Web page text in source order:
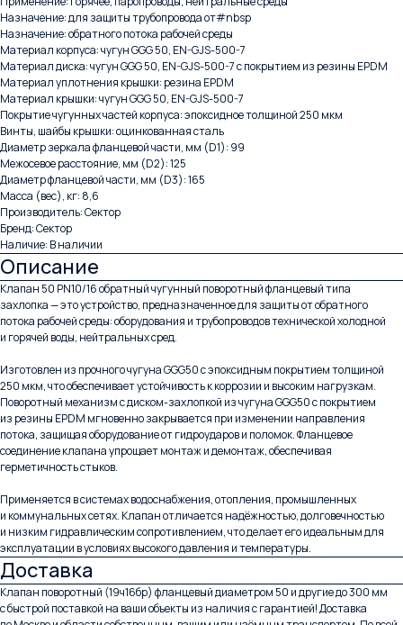
Назначение: для защиты трубопровода от#nbsp
Назначение: обратного потока рабочей среды
Материал корпуса: чугун GGG 50, EN-GJS-500-7
Материал диска: чугун GGG 50, EN-GJS-500-7 с покрытием из резины EPDM
Материал уплотнения крышки: резина EPDM
Материал крышки: чугун GGG 50, EN-GJS-500-7
Покрытие чугунных частей корпуса: эпоксидное толщиной 250 мкм
Винты, шайбы крышки: оцинкованная сталь
Диаметр зеркала фланцевой части, мм (D1): 99
Межосевое расстояние, мм (D2): 125
Диаметр фланцевой части, мм (D3): 165
Масса (вес), кг: 8,6
Производитель: Сектор
Бренд: Сектор
Наличие: В наличии
Описание
Клапан 50 PN10/16 обратный чугунный поворотный фланцевый типа
захлопка — это устройство, предназначенное для защиты от обратного
потока рабочей среды: оборудования и трубопроводов технической холодной
и горячей воды, нейтральных сред.
Изготовлен из прочного чугуна GGG50 с эпоксидным покрытием толщиной
250 мкм, что обеспечивает устойчивость к коррозии и высоким нагрузкам.
Поворотный механизм с диском-захлопкой из чугуна GGG50 с покрытием
из резины EPDM мгновенно закрывается при изменении направления
потока, защищая оборудование от гидроударов и поломок. Фланцевое
соединение клапана упрощает монтаж и демонтаж, обеспечивая
герметичность стыков.
Применяется в системах водоснабжения, отопления, промышленных
и коммунальных сетях. Клапан отличается надёжностью, долговечностью
и низким гидравлическим сопротивлением, что делает его идеальным для
эксплуатации в условиях высокого давления и температуры.
Доставка
Клапан поворотный (19ч16бр) фланцевый диаметром 50 и другие до 300 мм
с быстрой поставкой на ваши объекты из наличия с гарантией! Доставка